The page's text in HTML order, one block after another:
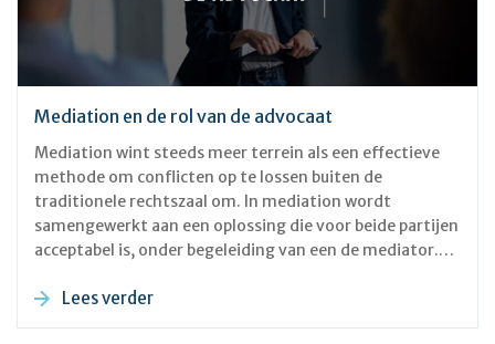
Mediation en de rol van de advocaat
Mediation wint steeds meer terrein als een effectieve
methode om conflicten op te lossen buiten de
traditionele rechtszaal om. In mediation wordt
samengewerkt aan een oplossing die voor beide partijen
acceptabel is, onder begeleiding van een de mediator.
van mediation, is de rol van aanwezige advocaten. De
aanwezigheid van advocaten kan zeer waardevol zijn
Lees verder